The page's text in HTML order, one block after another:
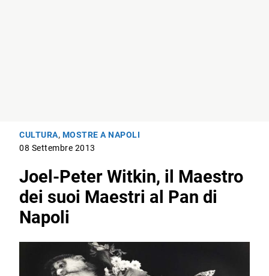
CULTURA, MOSTRE A NAPOLI
08 Settembre 2013
Joel-Peter Witkin, il Maestro
dei suoi Maestri al Pan di
Napoli